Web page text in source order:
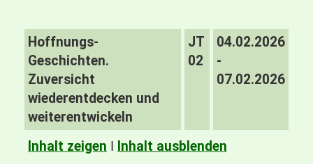
Hoffnungs-
Geschichten.
Zuversicht
wiederentdecken und
weiterentwickeln
JT
02
04.02.2026
-
07.02.2026
Inhalt zeigen I Inhalt ausblenden